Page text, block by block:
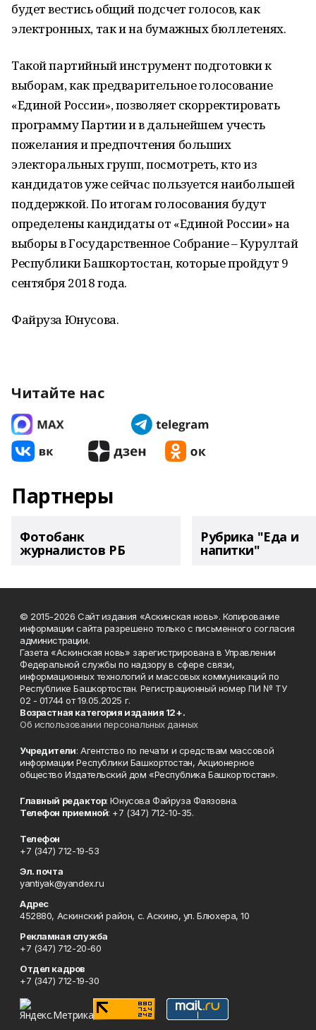
будет вестись общий подсчет голосов, как
электронных, так и на бумажных бюллетенях.
Такой партийный инструмент подготовки к
выборам, как предварительное голосование
«Единой России», позволяет скорректировать
программу Партии и в дальнейшем учесть
пожелания и предпочтения больших
электоральных групп, посмотреть, кто из
кандидатов уже сейчас пользуется наибольшей
поддержкой. По итогам голосования будут
определены кандидаты от «Единой России» на
выборы в Государственное Собрание – Курултай
Республики Башкортостан, которые пройдут 9
сентября 2018 года.
Файруза Юнусова.
Читайте нас
Партнеры
Фотобанк
журналистов РБ
Рубрика "Еда и
напитки"
© 2015-2026 Сайт издания «Аскинская новь». Копирование
информации сайта разрешено только с письменного согласия
администрации.
Газета «Аскинская новь» зарегистрирована в Управлении
Федеральной службы по надзору в сфере связи,
информационных технологий и массовых коммуникаций по
Республике Башкортостан. Регистрационный номер ПИ № ТУ
02 - 01744 от 19.05.2025 г.
Возрастная категория издания 12+.
Об использовании персональных данных
Учредители: Агентство по печати и средствам массовой
информации Республики Башкортостан, Акционерное
общество Издательский дом «Республика Башкортостан».
Главный редактор: Юнусова Файруза Фаязовна.
Телефон приемной: +7 (347) 712-10-35.
Телефон
+7 (347) 712-19-53
Эл. почта
yantiyak@yandex.ru
Адрес
452880, Аскинский район, с. Аскино, ул. Блюхера, 10
Рекламная служба
+7 (347) 712-20-60
Отдел кадров
+7 (347) 712-19-30